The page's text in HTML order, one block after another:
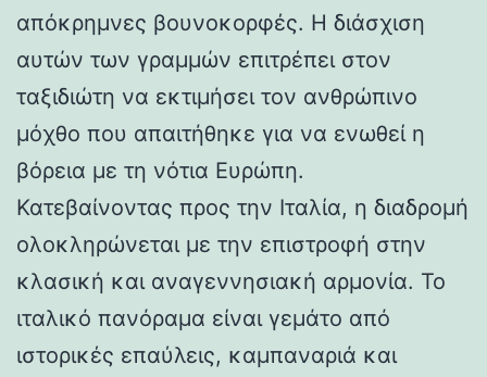
απόκρημνες βουνοκορφές. Η διάσχιση
αυτών των γραμμών επιτρέπει στον
ταξιδιώτη να εκτιμήσει τον ανθρώπινο
μόχθο που απαιτήθηκε για να ενωθεί η
βόρεια με τη νότια Ευρώπη.
Κατεβαίνοντας προς την Ιταλία, η διαδρομή
ολοκληρώνεται με την επιστροφή στην
κλασική και αναγεννησιακή αρμονία. Το
ιταλικό πανόραμα είναι γεμάτο από
ιστορικές επαύλεις, καμπαναριά και